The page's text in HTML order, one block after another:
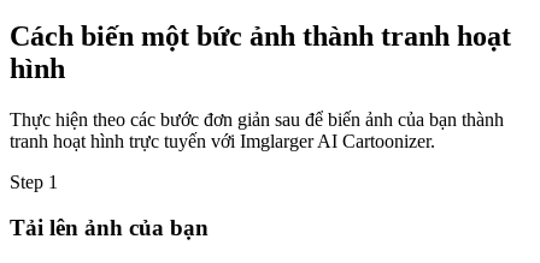
Cách biến một bức ảnh thành tranh hoạt
hình
Thực hiện theo các bước đơn giản sau để biến ảnh của bạn thành
tranh hoạt hình trực tuyến với Imglarger AI Cartoonizer.
Step 1
Tải lên ảnh của bạn